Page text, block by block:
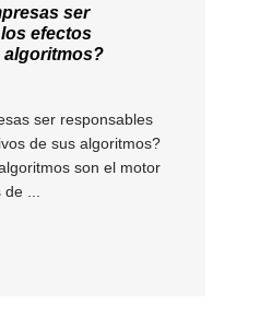
ser
efectos
algoritmos?
ser responsables
de sus algoritmos?
son el motor
de ...